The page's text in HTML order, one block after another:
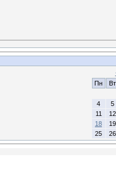
Пн
Вт
4
5
11
12
18
19
25
26